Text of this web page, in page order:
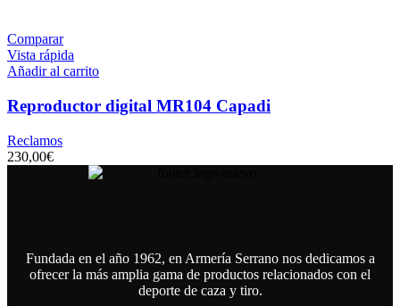
Comparar
Vista rápida
Añadir al carrito
Reproductor digital MR104 Capadi
Reclamos
230,00€
Fundada en el año 1962, en Armería Serrano nos dedicamos a
ofrecer la más amplia gama de productos relacionados con el
deporte de caza y tiro.